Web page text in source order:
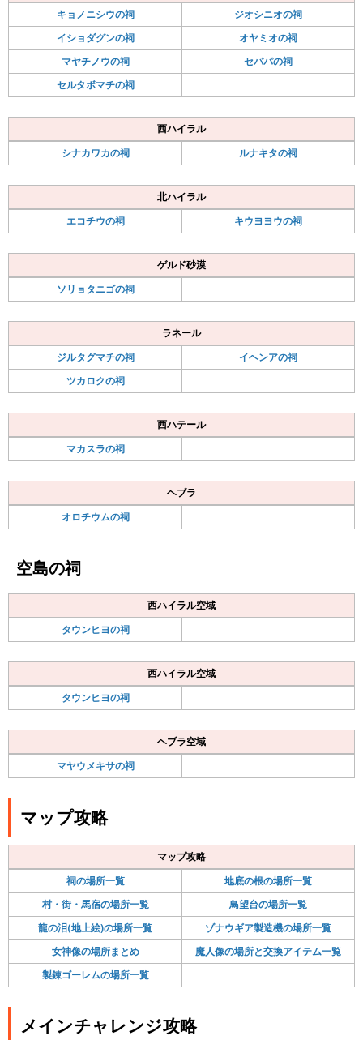
キョノニシウの祠
ジオシニオの祠
イショダグンの祠
オヤミオの祠
マヤチノウの祠
セパパの祠
セルタボマチの祠
西ハイラル
シナカワカの祠
ルナキタの祠
北ハイラル
エコチウの祠
キウヨヨウの祠
ゲルド砂漠
ソリョタニゴの祠
ラネール
ジルタグマチの祠
イヘンアの祠
ツカロクの祠
西ハテール
マカスラの祠
ヘブラ
オロチウムの祠
空島の祠
西ハイラル空域
タウンヒヨの祠
西ハイラル空域
タウンヒヨの祠
ヘブラ空域
マヤウメキサの祠
マップ攻略
マップ攻略
祠の場所一覧
地底の根の場所一覧
村・街・馬宿の場所一覧
鳥望台の場所一覧
龍の泪(地上絵)の場所一覧
ゾナウギア製造機の場所一覧
女神像の場所まとめ
魔人像の場所と交換アイテム一覧
製錬ゴーレムの場所一覧
メインチャレンジ攻略